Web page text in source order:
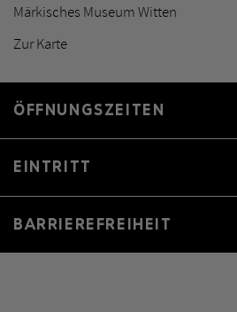
Märkisches Museum Witten
Zur Karte
ÖFFNUNGSZEITEN
EINTRITT
BARRIEREFREIHEIT